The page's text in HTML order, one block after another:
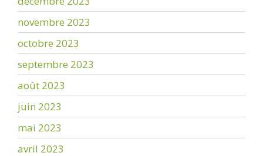
novembre 2023
octobre 2023
septembre 2023
août 2023
juin 2023
mai 2023
avril 2023